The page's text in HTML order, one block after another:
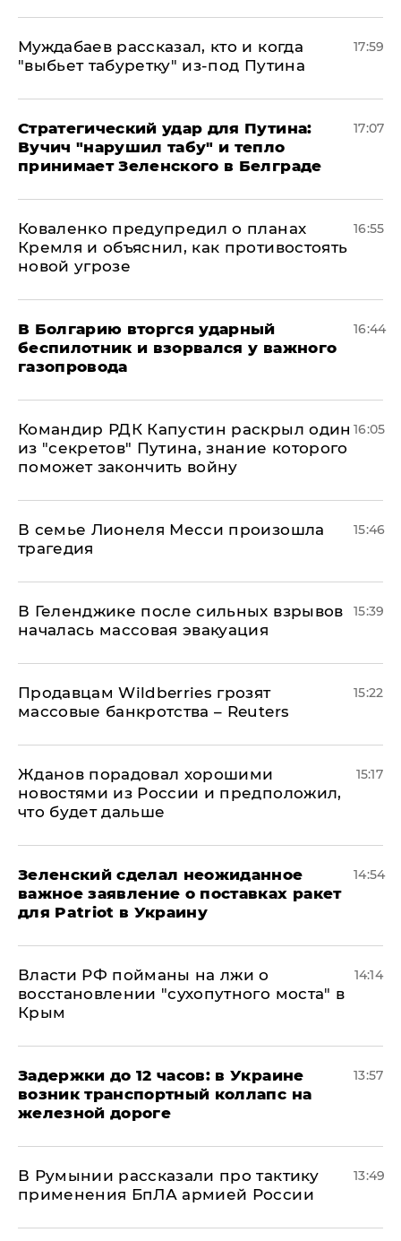
Муждабаев рассказал, кто и когда
"выбьет табуретку" из-под Путина
17:59
Стратегический удар для Путина:
Вучич "нарушил табу" и тепло
принимает Зеленского в Белграде
17:07
Коваленко предупредил о планах
Кремля и объяснил, как противостоять
новой угрозе
16:55
В Болгарию вторгся ударный
беспилотник и взорвался у важного
газопровода
16:44
Командир РДК Капустин раскрыл один
из "секретов" Путина, знание которого
поможет закончить войну
16:05
В семье Лионеля Месси произошла
трагедия
15:46
В Геленджике после сильных взрывов
началась массовая эвакуация
15:39
Продавцам Wildberries грозят
массовые банкротства – Reuters
15:22
Жданов порадовал хорошими
новостями из России и предположил,
что будет дальше
15:17
Зеленский сделал неожиданное
важное заявление о поставках ракет
для Patriot в Украину
14:54
Власти РФ пойманы на лжи о
восстановлении "сухопутного моста" в
Крым
14:14
Задержки до 12 часов: в Украине
возник транспортный коллапс на
железной дороге
13:57
В Румынии рассказали про тактику
применения БпЛА армией России
13:49